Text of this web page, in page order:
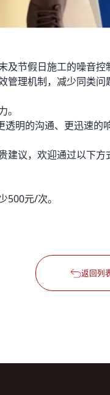
及节假日施工的噪音控
理机制，减少同类问
透明的沟通、更迅速的
建议，欢迎通过以下方
500元/次。
返回列